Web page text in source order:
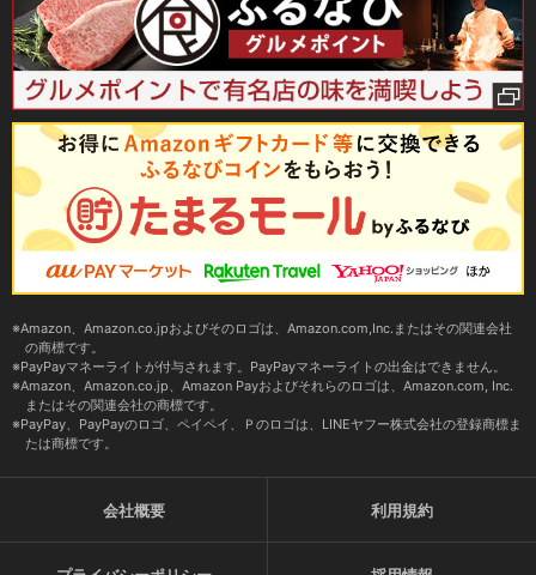
Amazon、Amazon.co.jpおよびそのロゴは、Amazon.com,Inc.またはその関連会社
の商標です。
PayPayマネーライトが付与されます。PayPayマネーライトの出金はできません。
Amazon、Amazon.co.jp、Amazon Payおよびそれらのロゴは、Amazon.com, Inc.
またはその関連会社の商標です。
PayPay、PayPayのロゴ、ペイペイ、Ｐのロゴは、LINEヤフー株式会社の登録商標ま
たは商標です。
会社概要 利用規約